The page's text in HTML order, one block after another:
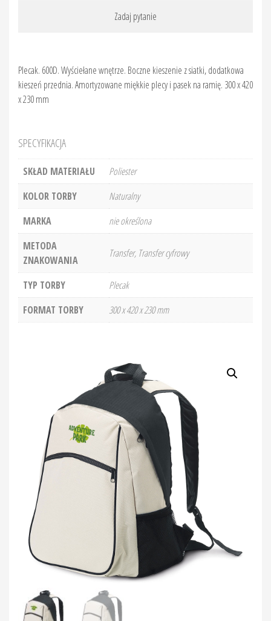
Zadaj pytanie
Plecak. 600D. Wyściełane wnętrze. Boczne kieszenie z siatki, dodatkowa
kieszeń przednia. Amortyzowane miękkie plecy i pasek na ramię. 300 x 420
x 230 mm
SPECYFIKACJA
SKŁAD MATERIAŁU
Poliester
KOLOR TORBY
Naturalny
MARKA
nie określona
METODA
ZNAKOWANIA
Transfer, Transfer cyfrowy
TYP TORBY
Plecak
FORMAT TORBY
300 x 420 x 230 mm